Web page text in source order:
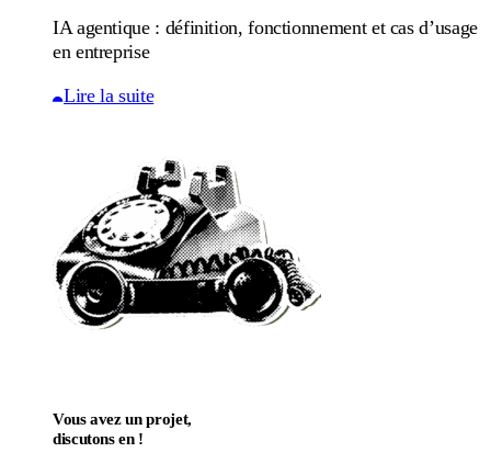
IA agentique : définition, fonctionnement et cas d’usage
en entreprise
Lire la suite
Vous avez un projet,
discutons en !